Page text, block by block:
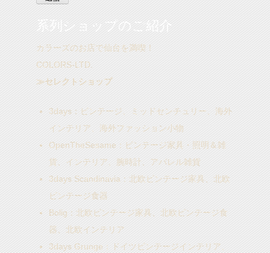
系列ショップのご紹介
カラーズのお店で仙台を満喫！
COLORS-LTD.
≫セレクトショップ
3days：ビンテージ、ミッドセンチュリー、海外
インテリア、海外ファッション小物
OpenTheSesame：ビンテージ家具・照明＆雑
貨、インテリア、腕時計、アパレル雑貨
3days Scandinavia：北欧ビンテージ家具、北欧
ビンテージ食器
Bolig：北欧ビンテージ家具、北欧ビンテージ食
器、北欧インテリア
3days Grunge：ドイツビンテージインテリア、